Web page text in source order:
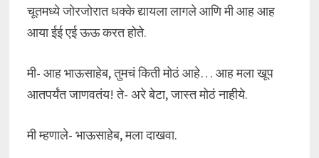
चूतमध्ये जोरजोरात धक्के द्यायला लागले आणि मी आह आह
आया ईई एई ऊऊ करत होते.
मी- आह भाऊसाहेब, तुमचं किती मोठं आहे… आह मला खूप
आतपर्यंत जाणवतंय! ते- अरे बेटा, जास्त मोठं नाहीये.
मी म्हणाले- भाऊसाहेब, मला दाखवा.